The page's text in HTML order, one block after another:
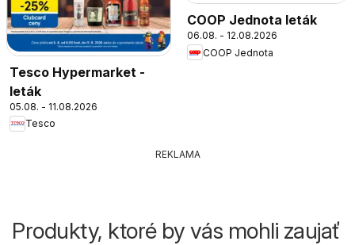
Tesco Hypermarket -
leták
05.08. - 11.08.2026
Tesco
COOP Jednota leták
06.08. - 12.08.2026
COOP Jednota
REKLAMA
Produkty, ktoré by vás mohli zaujať